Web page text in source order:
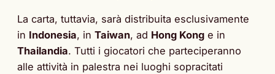
La carta, tuttavia, sarà distribuita esclusivamente
in Indonesia, in Taiwan, ad Hong Kong e in
Thailandia. Tutti i giocatori che parteciperanno
alle attività in palestra nei luoghi sopracitati